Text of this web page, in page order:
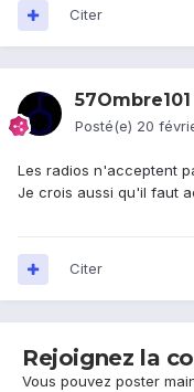
Citer
57Ombre101
Posté(e) 20
Les radios n'acceptent
Je crois aussi qu'il faut
Citer
Rejoignez la
Vous pouvez poster